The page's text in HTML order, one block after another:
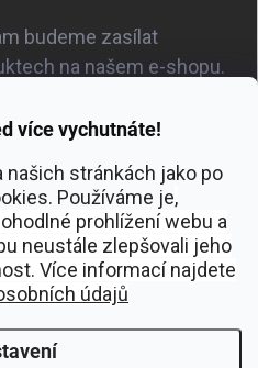
více vychutnáte!
našich stránkách jako po
Používáme je,
prohlížení webu a
neustále zlepšovali jeho
Více informací najdete
údajů
budeme zasílat
na našem e-shopu.
Sapa Trip